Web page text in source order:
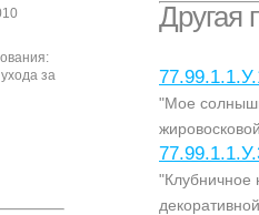
за
Другая
"Мое
"Клубничное